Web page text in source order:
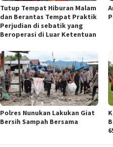
Tutup Tempat Hiburan Malam
dan Berantas Tempat Praktik
Perjudian di sebatik yang
Beroperasi di Luar Ketentuan
Polres Nunukan Lakukan Giat
Bersih Sampah Bersama